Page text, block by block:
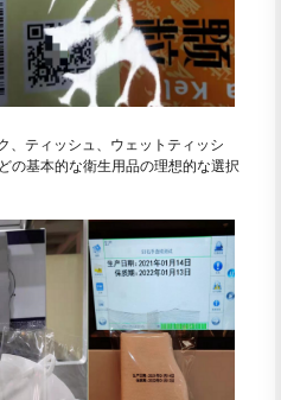
、ティッシュ、ウェットティッシ
の基本的な衛生用品の理想的な選択